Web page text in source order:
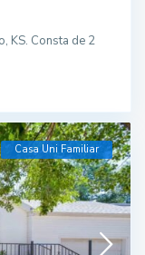
KS. Consta de 2
Casa Uni Familiar